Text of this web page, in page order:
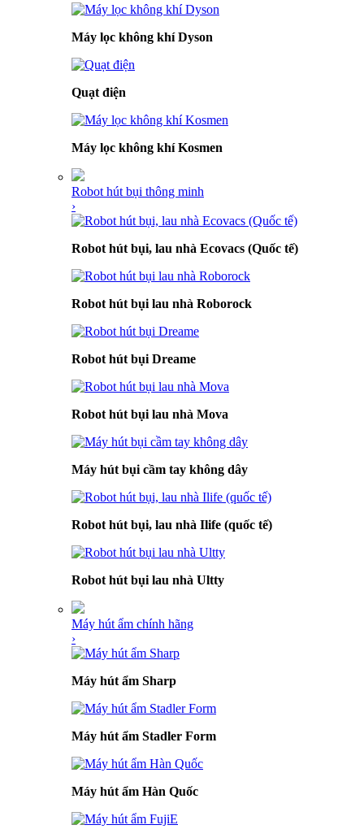
Máy lọc không khí Dyson
Quạt điện
Máy lọc không khí Kosmen
Robot hút bụi thông minh
›
Robot hút bụi, lau nhà Ecovacs (Quốc tế)
Robot hút bụi lau nhà Roborock
Robot hút bụi Dreame
Robot hút bụi lau nhà Mova
Máy hút bụi cầm tay không dây
Robot hút bụi, lau nhà Ilife (quốc tế)
Robot hút bụi lau nhà Ultty
Máy hút ẩm chính hãng
›
Máy hút ẩm Sharp
Máy hút ẩm Stadler Form
Máy hút ẩm Hàn Quốc